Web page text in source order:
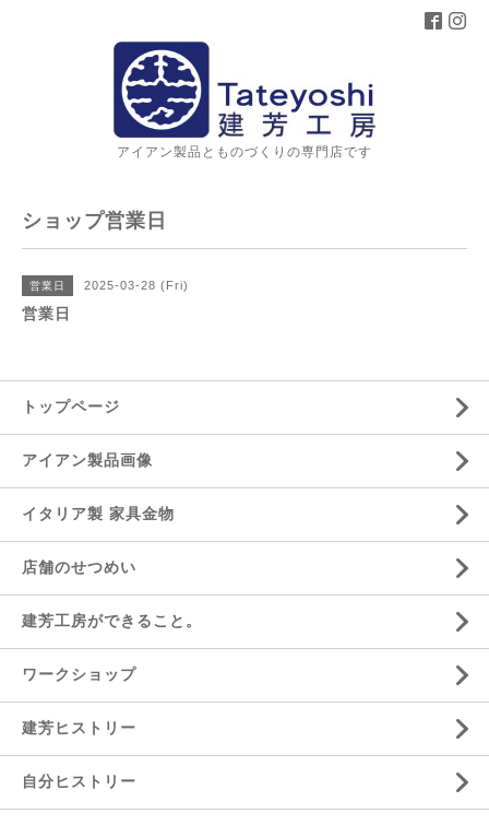
アイアン製品とものづくりの専門店です
ショップ営業日
営業日 2025-03-28 (Fri)
営業日
トップページ
アイアン製品画像
イタリア製 家具金物
店舗のせつめい
建芳工房ができること。
ワークショップ
建芳ヒストリー
自分ヒストリー